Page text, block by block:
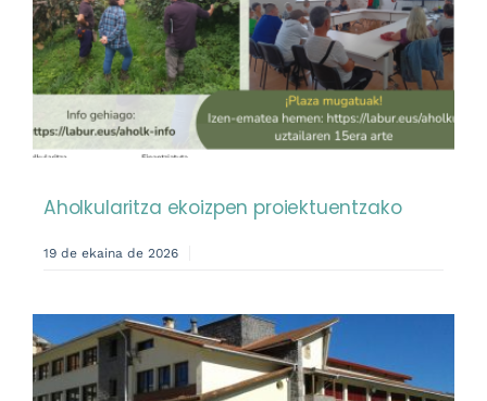
Aholkularitza ekoizpen proiektuentzako
19 de ekaina de 2026